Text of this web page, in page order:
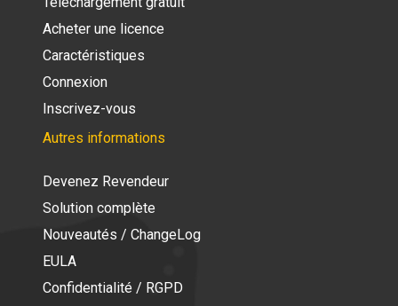
Acheter une licence
Caractéristiques
Connexion
Inscrivez-vous
Autres informations
Devenez Revendeur
Solution complète
Nouveautés / ChangeLog
EULA
Confidentialité / RGPD